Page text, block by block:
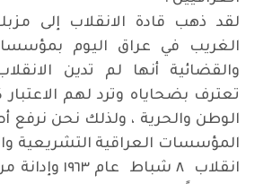
لقد ذهب قادة الانقلاب إلى
الغريب في عراق اليوم
والقضائية أنها لم تدين
تعترف بضحاياه وترد لهم
الوطن والحرية ، ولذلك نحن نرفع
المؤسسات العراقية التشريعية
انقلاب ٨ شباط